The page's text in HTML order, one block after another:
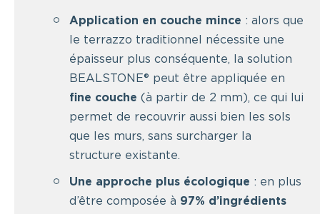
Application en couche mince : alors que
le terrazzo traditionnel nécessite une
épaisseur plus conséquente, la solution
BEALSTONE® peut être appliquée en
fine couche (à partir de 2 mm), ce qui lui
permet de recouvrir aussi bien les sols
que les murs, sans surcharger la
structure existante.
Une approche plus écologique : en plus
d’être composée à 97% d’ingrédients